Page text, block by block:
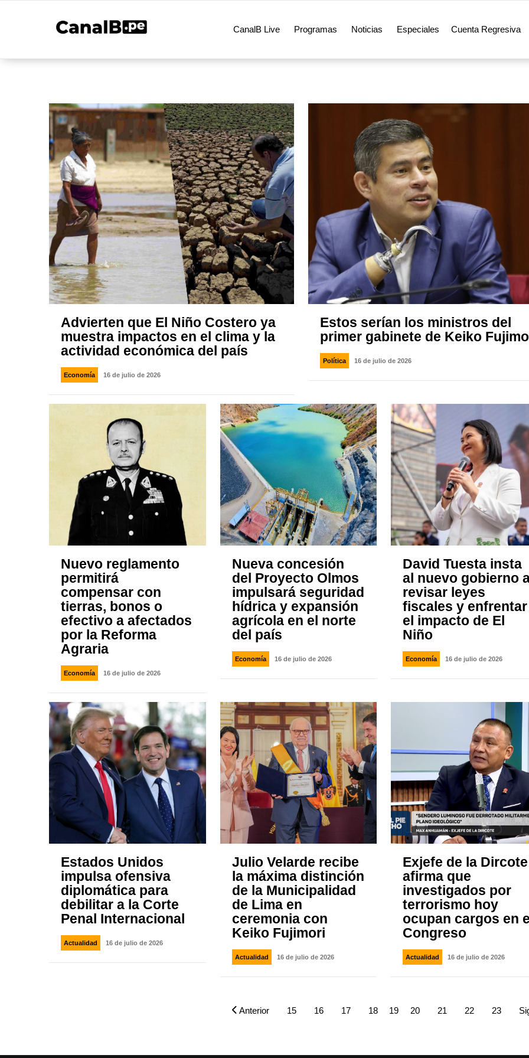
CanalB Live Programas Noticias Especiales Cuenta Regresiva
Advierten que El Niño Costero ya
muestra impactos en el clima y la
actividad económica del país
Economía 16 de julio de 2026
Estos serían los ministros del
primer gabinete de Keiko
Política 16 de julio de 2026
Nuevo reglamento
permitirá
compensar con
tierras, bonos o
efectivo a afectados
por la Reforma
Agraria
Economía 16 de julio de 2026
Nueva concesión
del Proyecto Olmos
impulsará seguridad
hídrica y expansión
agrícola en el norte
del país
Economía 16 de julio de 2026
David Tuesta insta
al nuevo gobierno
revisar leyes
fiscales y enfrentar
el impacto de El
Niño
Economía 16 de julio de 2026
Estados Unidos
impulsa ofensiva
diplomática para
debilitar a la Corte
Penal Internacional
Actualidad 16 de julio de 2026
Julio Velarde recibe
la máxima distinción
de la Municipalidad
de Lima en
ceremonia con
Keiko Fujimori
Actualidad 16 de julio de 2026
Exjefe de la Dircote
afirma que
investigados por
terrorismo hoy
ocupan cargos en
Congreso
Actualidad 16 de julio de 2026
Anterior 15 16 17 18 19 20 21 22 23